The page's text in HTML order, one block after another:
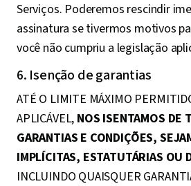
Serviços. Poderemos rescindir
assinatura se tivermos motivos
você não cumpriu a legislação
6. Isenção de garantias
ATÉ O LIMITE MÁXIMO
APLICÁVEL, NOS ISENTAMOS DE
GARANTIAS E CONDIÇÕES,
IMPLÍCITAS, ESTATUTÁRIAS OU
INCLUINDO QUAISQUER